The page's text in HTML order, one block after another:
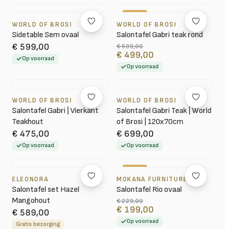
WORLD OF BROSI
Sidetable Sem ovaal
€ 599,00
Op voorraad
WORLD OF BROSI
Salontafel Gabri teak rond
€ 599,00
€ 499,00
Op voorraad
WORLD OF BROSI
Salontafel Gabri | Vierkant
Teakhout
€ 475,00
Op voorraad
WORLD OF BROSI
Salontafel Gabri Teak | World
of Brosi | 120x70cm
€ 699,00
Op voorraad
ELEONORA
Salontafel set Hazel
Mangohout
€ 589,00
Gratis bezorging
MOKANA FURNITURE
Salontafel Rio ovaal
€ 229,00
€ 199,00
Op voorraad